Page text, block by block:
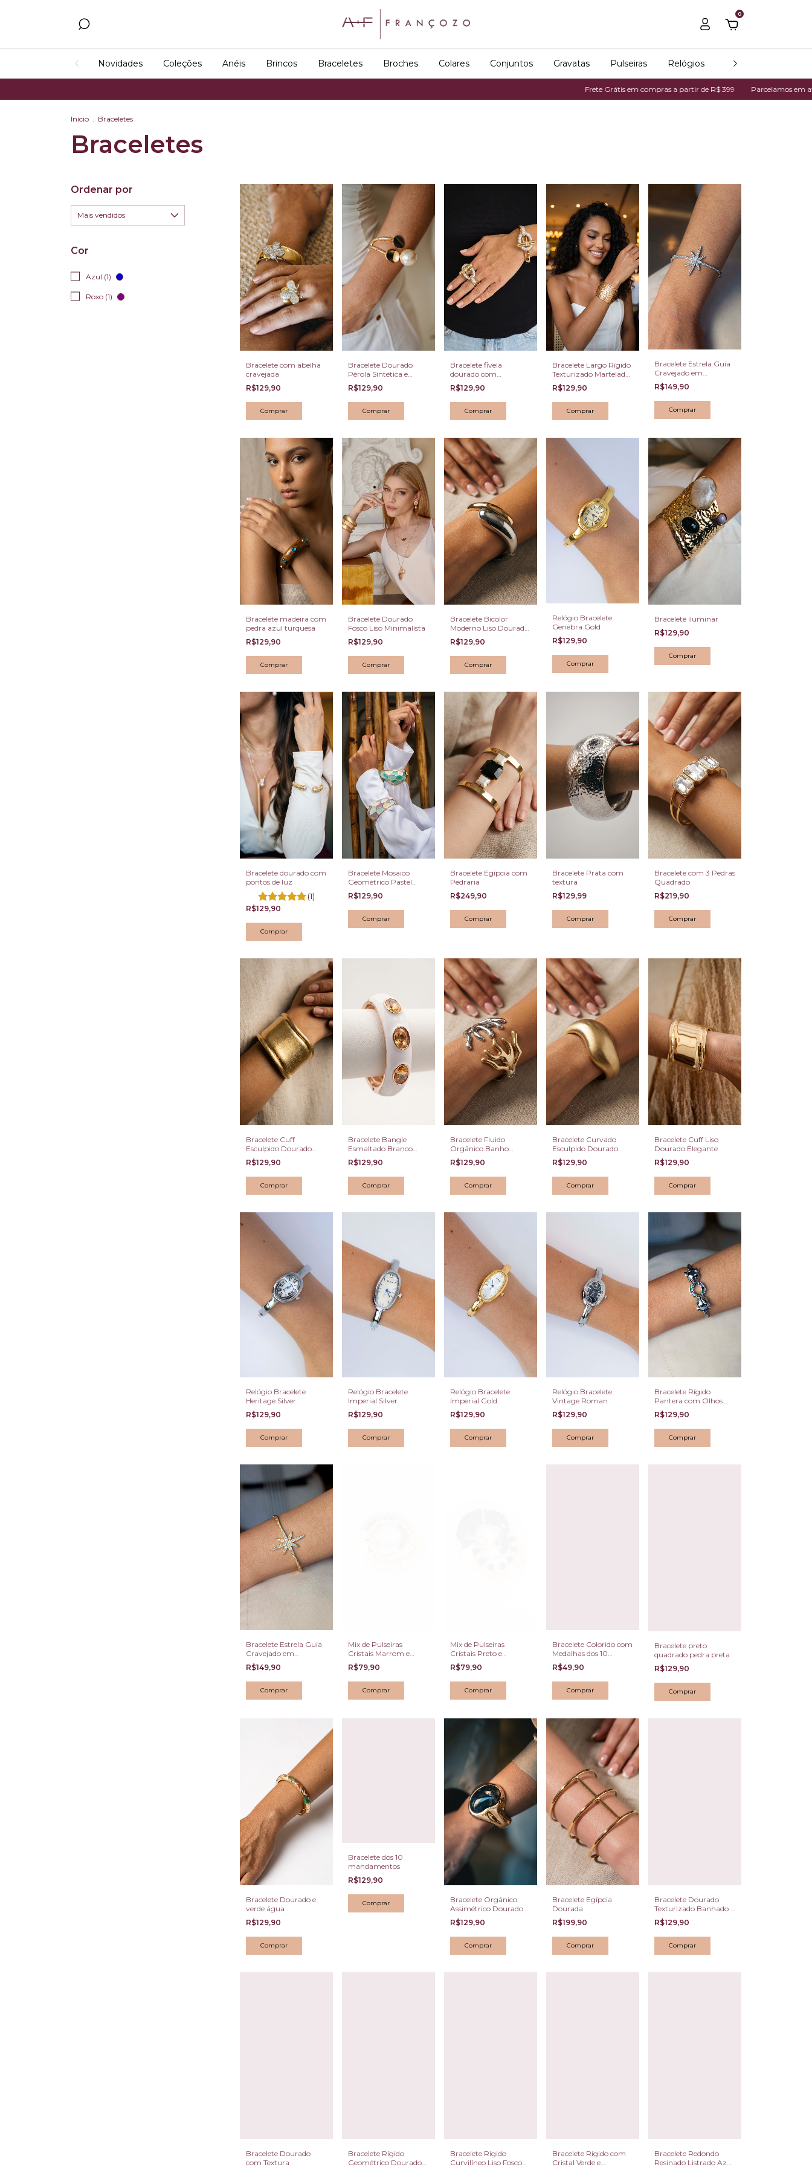
0
Novidades Coleções Anéis Brincos Braceletes Broches Colares Conjuntos Gravatas Pulseiras Relógios Todos os produtos
Frete Grátis em compras a partir de R$ 399 Parcelamos em até 7x no cartão de
Início . Braceletes
Braceletes
Ordenar por
Cor
Azul (1)
Roxo (1)
Bracelete com abelha
cravejada
R$129,90
Bracelete Dourado
Pérola Sintética e
Placas Lisas Modernas
R$129,90
Bracelete fivela
dourado com
cravejado
R$129,90
Bracelete Largo Rígido
Texturizado Martelado
Dourado
R$129,90
Bracelete Estrela Guia
Cravejado em
Zircônias Prateado
R$149,90
Bracelete madeira com
pedra azul turquesa
R$129,90
Bracelete Dourado
Fosco Liso Minimalista
R$129,90
Bracelete Bicolor
Moderno Liso Dourado
e Prateado
R$129,90
Relógio Bracelete
Genebra Gold
R$129,90
Bracelete iluminar
R$129,90
Bracelete dourado com
pontos de luz
(1)
R$129,90
Bracelete Mosaico
Geométrico Pastel
Dourado
R$129,90
Comprar
Bracelete Egípcia com
Pedraria
R$249,90
Bracelete Prata com
textura
R$129,99
Bracelete com 3 Pedras
Quadrado
R$219,90
Bracelete Cuff
Esculpido Dourado
Fosco Imponente
R$129,90
Bracelete Bangle
Esmaltado Branco
com Cristais
Champagne Oval
Dourado
R$129,90
Bracelete Fluido
Orgânico Banho
Dourado e Ródio
Branco
R$129,90
Bracelete Curvado
Esculpido Dourado
Design Orgânico
R$129,90
Bracelete Cuff Liso
Dourado Elegante
R$129,90
Relógio Bracelete
Heritage Silver
R$129,90
Relógio Bracelete
Imperial Silver
R$129,90
Relógio Bracelete
Imperial Gold
R$129,90
Relógio Bracelete
Vintage Roman
R$129,90
Bracelete Rígido
Pantera com Olhos
Esmeralda e Zircônias
Coloridas
R$129,90
Bracelete Estrela Guia
Cravejado em
Zircônias
R$149,90
Mix de Pulseiras
Cristais Marrom e
Dourado com
Medalhas dos 10
Mandamentos
R$79,90
Mix de Pulseiras
Cristais Preto e
Dourado com
Medalhas dos 10
Mandamentos
R$79,90
Bracelete Colorido com
Medalhas dos 10
Mandamentos
R$49,90
Bracelete preto
quadrado pedra preta
R$129,90
Bracelete Dourado e
verde água
R$129,90
Bracelete dos 10
mandamentos
R$129,90
Bracelete Orgânico
Assimétrico Dourado
com Resina Preta
Leitosa
R$129,90
Bracelete Egípcia
Dourada
R$199,90
Bracelete Dourado
Texturizado Banhado a
Ouro com Pedras
Leitosas Creme
R$129,90
Bracelete Dourado
com Textura
Bracelete Rígido
Geométrico Dourado
Bracelete Rígido
Curvilíneo Liso Fosco
Bracelete Rígido com
Cristal Verde e
Bracelete Redondo
Resinado Listrado Azul